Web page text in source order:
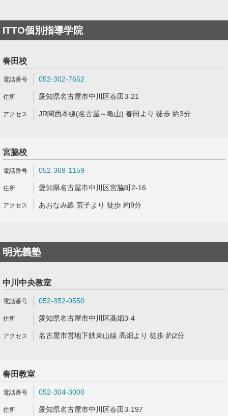
ITTO個別指導学院
春田校
052-302-7652
愛知県名古屋市中川区春田3-21
JR関西本線(名古屋～亀山) 春田より 徒歩 約3分
宮脇校
052-369-1159
愛知県名古屋市中川区宮脇町2-16
あおなみ線 荒子より 徒歩 約9分
明光義塾
中川中央教室
052-352-0550
愛知県名古屋市中川区高畑3-4
名古屋市営地下鉄東山線 高畑より 徒歩 約2分
春田教室
052-304-3000
愛知県名古屋市中川区春田3-197